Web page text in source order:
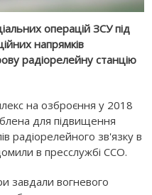
операцій ЗСУ під
напрямків
радіорелейну станцію
на озброєння у 2018
для підвищення
радіорелейного зв'язку в
в пресслужбі ССО.
завдали вогневого